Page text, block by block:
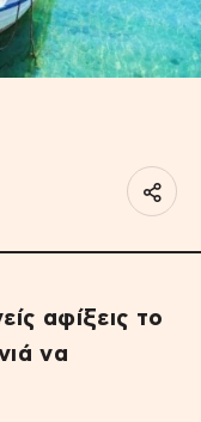
αφίξεις το
να